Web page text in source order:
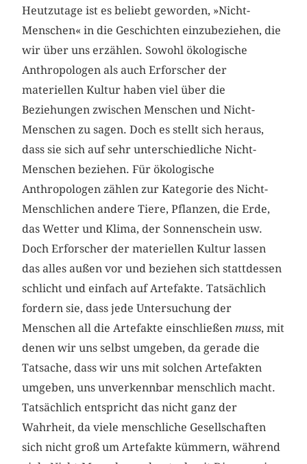
Heutzutage ist es beliebt geworden, »Nicht-
Menschen« in die Geschichten einzubeziehen, die
wir über uns erzählen. Sowohl ökologische
Anthropologen als auch Erforscher der
materiellen Kultur haben viel über die
Beziehungen zwischen Menschen und Nicht-
Menschen zu sagen. Doch es stellt sich heraus,
dass sie sich auf sehr unterschiedliche Nicht-
Menschen beziehen. Für ökologische
Anthropologen zählen zur Kategorie des Nicht-
Menschlichen andere Tiere, Pflanzen, die Erde,
das Wetter und Klima, der Sonnenschein usw.
Doch Erforscher der materiellen Kultur lassen
das alles außen vor und beziehen sich stattdessen
schlicht und einfach auf Artefakte. Tatsächlich
fordern sie, dass jede Untersuchung der
Menschen all die Artefakte einschließenmuss, mit
denen wir uns selbst umgeben, da gerade die
Tatsache, dass wir uns mit solchen Artefakten
umgeben, uns unverkennbar menschlich macht.
Tatsächlich entspricht das nicht ganz der
Wahrheit, da viele menschliche Gesellschaften
sich nicht groß um Artefakte kümmern, während